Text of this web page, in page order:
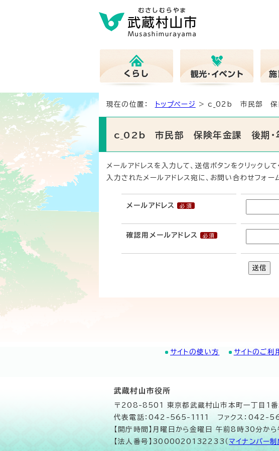
現在の位置： トップページ > c_02b 市民部 保険
c_02b 市民部 保険年金課 後期・
メールアドレスを入力して、送信ボタンをクリックして
入力されたメールアドレス宛に、お問い合わせフォ
メールアドレス
確認用メールアドレス
送信
サイトの使い方 サイトのご利
武蔵村山市役所
〒208-8501 東京都武蔵村山市本町一丁目1
代表電話：042-565-1111 ファクス：042-
【開庁時間】月曜日から金曜日 午前8時30分か
【法人番号】3000020132233（ マイナンバー制